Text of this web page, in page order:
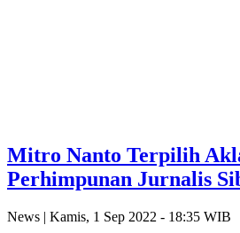
Mitro Nanto Terpilih
Perhimpunan Jurnalis
News | Kamis, 1 Sep 2022 - 18:35 WIB